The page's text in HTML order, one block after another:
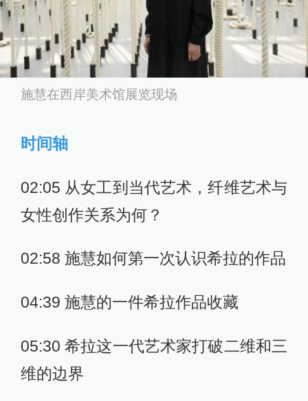
施慧在西岸美术馆展览现场
时间轴
02:05 从女工到当代艺术，纤维艺术与
女性创作关系为何？
02:58 施慧如何第一次认识希拉的作品
04:39 施慧的一件希拉作品收藏
05:30 希拉这一代艺术家打破二维和三
维的边界